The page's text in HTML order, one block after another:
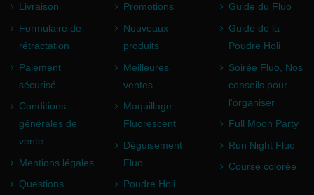
Livraison
Formulaire de
rétractation
Paiement
sécurisé
Conditions
générales de
vente
Mentions légales
Questions
Promotions
Nouveaux
produits
Meilleures
ventes
Maquillage
Fluorescent
Déguisement
Fluo
Poudre Holi
Guide du Fluo
Guide de la
Poudre Holi
Soirée Fluo, Nos
conseils pour
l'organiser
Full Moon Party
Run Night Fluo
Course colorée